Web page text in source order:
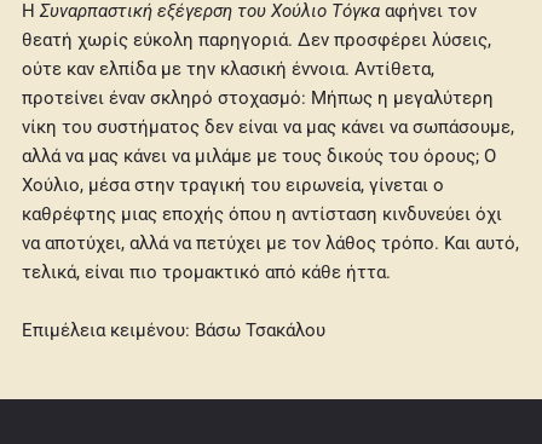
ΗΣυναρπαστική εξέγερση του Χούλιο Τόγκα αφήνει τον
θεατή χωρίς εύκολη παρηγοριά. Δεν προσφέρει λύσεις,
ούτε καν ελπίδα με την κλασική έννοια. Αντίθετα,
προτείνει έναν σκληρό στοχασμό: Μήπως η μεγαλύτερη
νίκη του συστήματος δεν είναι να μας κάνει να σωπάσουμε,
αλλά να μας κάνει να μιλάμε με τους δικούς του όρους; Ο
Χούλιο, μέσα στην τραγική του ειρωνεία, γίνεται ο
καθρέφτης μιας εποχής όπου η αντίσταση κινδυνεύει όχι
να αποτύχει, αλλά να πετύχει με τον λάθος τρόπο. Και αυτό,
τελικά, είναι πιο τρομακτικό από κάθε ήττα.
Επιμέλεια κειμένου: Βάσω Τσακάλου